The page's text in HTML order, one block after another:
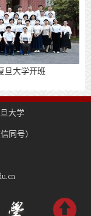
旦大学开班
大学
同号）